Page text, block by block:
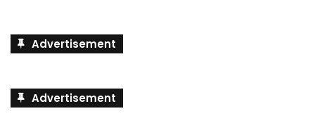
Advertisement
Advertisement